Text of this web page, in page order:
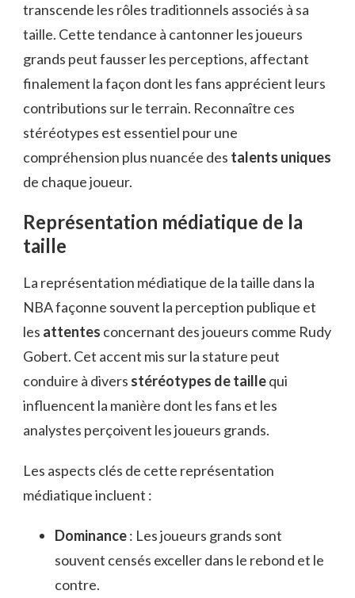
transcende les rôles traditionnels associés à sa
taille. Cette tendance à cantonner les joueurs
grands peut fausser les perceptions, affectant
finalement la façon dont les fans apprécient leurs
contributions sur le terrain. Reconnaître ces
stéréotypes est essentiel pour une
compréhension plus nuancée des talents uniques
de chaque joueur.
Représentation médiatique de la
taille
La représentation médiatique de la taille dans la
NBA façonne souvent la perception publique et
les attentes concernant des joueurs comme Rudy
Gobert. Cet accent mis sur la stature peut
conduire à divers stéréotypes de taillequi
influencent la manière dont les fans et les
analystes perçoivent les joueurs grands.
Les aspects clés de cette représentation
médiatique incluent :
Dominance: Les joueurs grands sont
souvent censés exceller dans le rebond et le
contre.